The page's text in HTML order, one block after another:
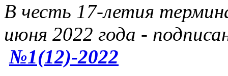
В честь 17-летия
июня 2022 года -
№1(12)-2022